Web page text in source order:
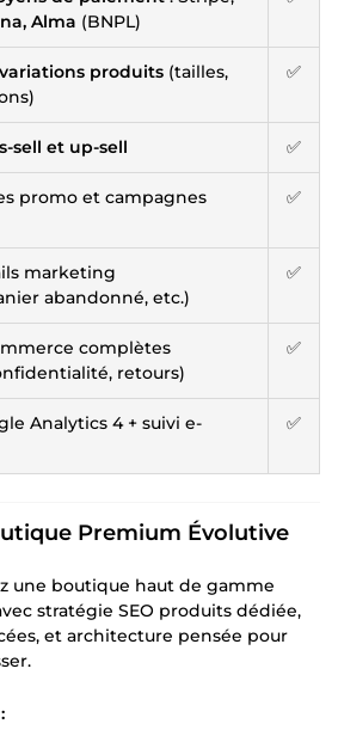
Alma (BNPL)
variations produits (tailles,
✅
sell et up-sell ✅
promo et campagnes
✅
marketing
abandonné, etc.)
✅
complètes
retours)
✅
Analytics 4 + suivi e-
✅
Premium Évolutive
une boutique haut de gamme
stratégie SEO produits dédiée,
et architecture pensée pour